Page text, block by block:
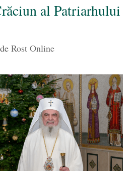
al Patriarhului
de Rost Online